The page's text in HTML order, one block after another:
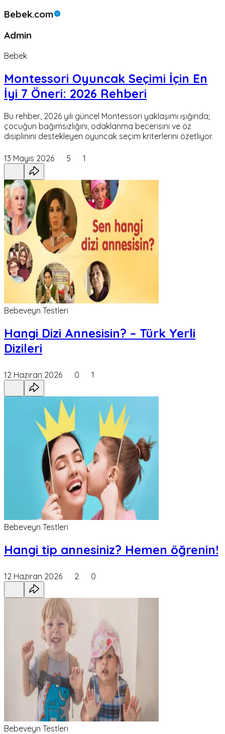
Bebek.com
Admin
Bebek
Montessori Oyuncak Seçimi İçin En
İyi 7 Öneri: 2026 Rehberi
Bu rehber, 2026 yılı güncel Montessori yaklaşımı ışığında;
çocuğun bağımsızlığını, odaklanma becerisini ve öz
disiplinini destekleyen oyuncak seçim kriterlerini özetliyor.
13 Mayıs 2026 5 1
Bebeveyn Testleri
Hangi Dizi Annesisin? – Türk Yerli
Dizileri
12 Haziran 2026 0 1
Bebeveyn Testleri
Hangi tip annesiniz? Hemen öğrenin!
12 Haziran 2026 2 0
Bebeveyn Testleri